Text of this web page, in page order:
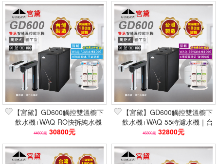
【宮黛】GD600觸控雙溫櫥下
飲水機+WAQ-RO快拆純水機
｜100G 台灣製 軟水除垢
44600元 30800元
【宮黛】GD600觸控雙溫櫥下
飲水機+WAQ-55特濾水機｜台
灣製保固 保留礦物質 強效除
垢
46300元 32800元